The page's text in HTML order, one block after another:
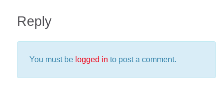
Reply
You must be logged in to post a comment.